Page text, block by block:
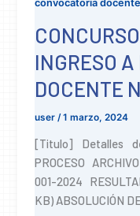
convocatoria docente
INGRESO
DOCENTE
user/1 marzo, 2024
[Titulo] Detalles
PROCESO
001-2024
KB) ABSOLUCIÓN